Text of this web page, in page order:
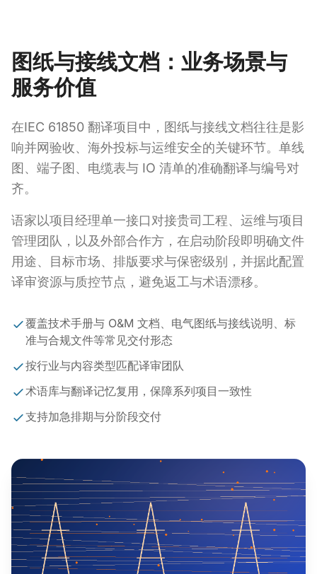
图纸与接线文档：业务场景与
服务价值
在IEC 61850 翻译项目中，图纸与接线文档往往是影
响并网验收、海外投标与运维安全的关键环节。单线
图、端子图、电缆表与 IO 清单的准确翻译与编号对
齐。
语家以项目经理单一接口对接贵司工程、运维与项目
管理团队，以及外部合作方，在启动阶段即明确文件
用途、目标市场、排版要求与保密级别，并据此配置
译审资源与质控节点，避免返工与术语漂移。
覆盖技术手册与 O&M 文档、电气图纸与接线说明、标
准与合规文件等常见交付形态
按行业与内容类型匹配译审团队
术语库与翻译记忆复用，保障系列项目一致性
支持加急排期与分阶段交付